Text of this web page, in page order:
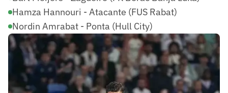
Hamza Hannouri - Atacante (FUS Rabat)
Nordin Amrabat - Ponta (Hull City)